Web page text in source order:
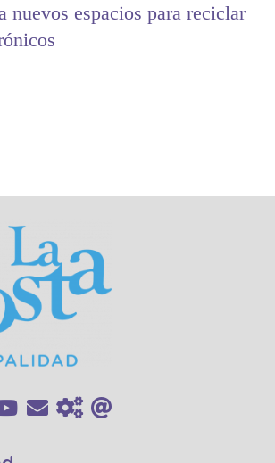
nuevos espacios para reciclar